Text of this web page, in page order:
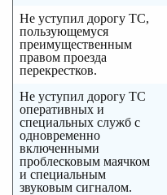
Не уступил дорогу ТС,
пользующемуся
преимущественным
правом проезда
перекрестков.
Не уступил дорогу ТС
оперативных и
специальных служб с
одновременно
включенными
проблесковым маячком
и специальным
звуковым сигналом.